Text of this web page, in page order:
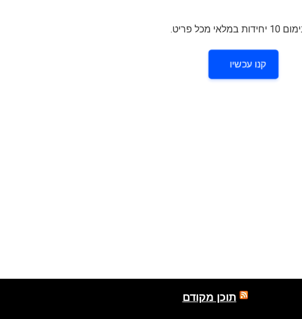
קנו עכשיו
תוכן מקודם